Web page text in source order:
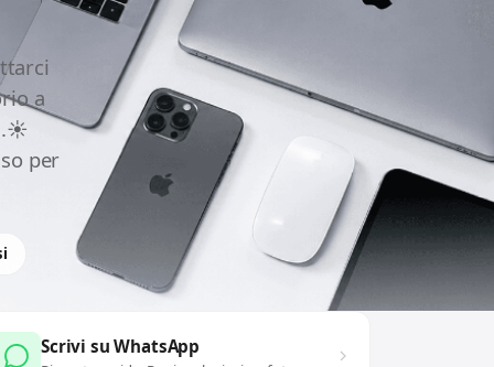
a
per
Scrivi su WhatsApp